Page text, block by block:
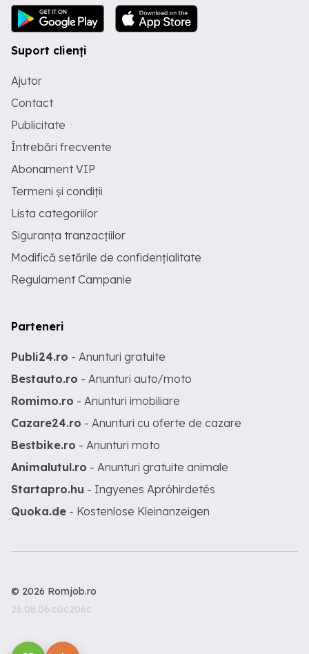
Suport clienți
Ajutor
Contact
Publicitate
Întrebări frecvente
Abonament VIP
Termeni și condiții
Lista categoriilor
Siguranța tranzacțiilor
Modifică setările de confidențialitate
Regulament Campanie
Parteneri
Publi24.ro - Anunturi gratuite
Bestauto.ro - Anunturi auto/moto
Romimo.ro - Anunturi imobiliare
Cazare24.ro - Anunturi cu oferte de cazare
Bestbike.ro - Anunturi moto
Animalutul.ro - Anunturi gratuite animale
Startapro.hu - Ingyenes Apróhirdetés
Quoka.de - Kostenlose Kleinanzeigen
© 2026 Romjob.ro
26.08.06.c0c206c